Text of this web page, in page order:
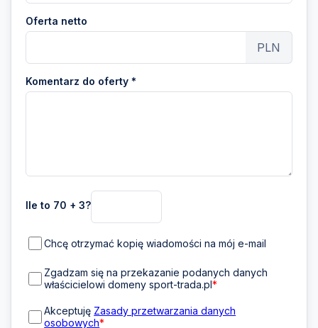
Oferta netto
PLN
Komentarz do oferty *
Ile to 70 + 3?
Chcę otrzymać kopię wiadomości na mój e-mail
Zgadzam się na przekazanie podanych danych
właścicielowi domeny sport-trada.pl*
Akceptuję Zasady przetwarzania danych
osobowych*